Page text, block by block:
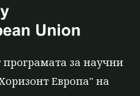
за научни
Европа" на